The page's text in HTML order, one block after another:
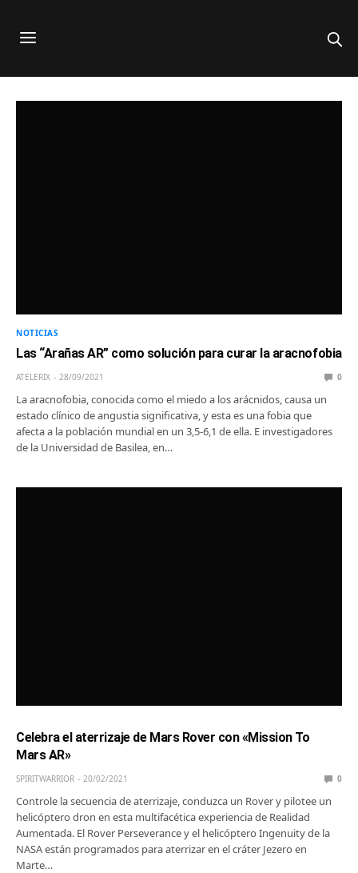
NOTICIAS
Las “Arañas AR” como solución para curar la aracnofobia
ATELERIX 28/09/2021 0
La aracnofobia, conocida como el miedo a los arácnidos, causa un
estado clínico de angustia significativa, y esta es una fobia que
afecta a la población mundial en un 3,5-6,1 de ella. E investigadores
de la Universidad de Basilea, en…
Celebra el aterrizaje de Mars Rover con «Mission To
Mars AR»
SPIRITWARRIOR 20/02/2021 0
Controle la secuencia de aterrizaje, conduzca un Rover y pilotee un
helicóptero dron en esta multifacética experiencia de Realidad
Aumentada. El Rover Perseverance y el helicóptero Ingenuity de la
NASA están programados para aterrizar en el cráter Jezero en
Marte…